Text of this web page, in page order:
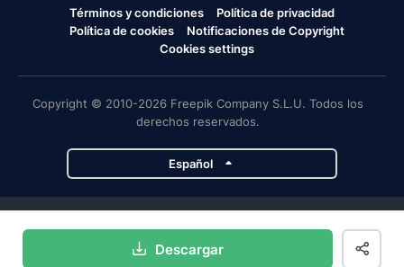
Descargar
Términos y condiciones
Política de privacidad
Política de cookies
Notificaciones de Copyright
Cookies settings
Copyright © 2010-2026 Freepik Company S.L.U. Todos los
derechos reservados.
Español
Magnific Flaticon